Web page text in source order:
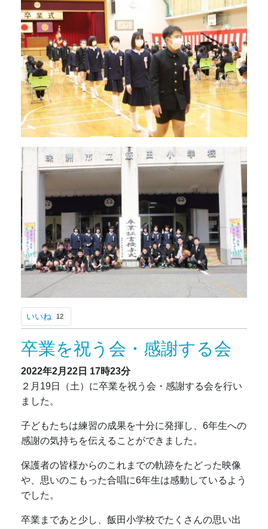
いいね 12
卒業を祝う会・感謝する会
2022年2月22日 17時23分
２月19日（土）に卒業を祝う会・感謝する会を行い
ました。
子どもたちは練習の成果を十分に発揮し、6年生への
感謝の気持ちを伝えることができました。
保護者の皆様からのこれまでの軌跡をたどった映像
や、思いのこもった合唱に6年生は感動しているよう
でした。
卒業まであと少し、飯田小学校でたくさんの思い出